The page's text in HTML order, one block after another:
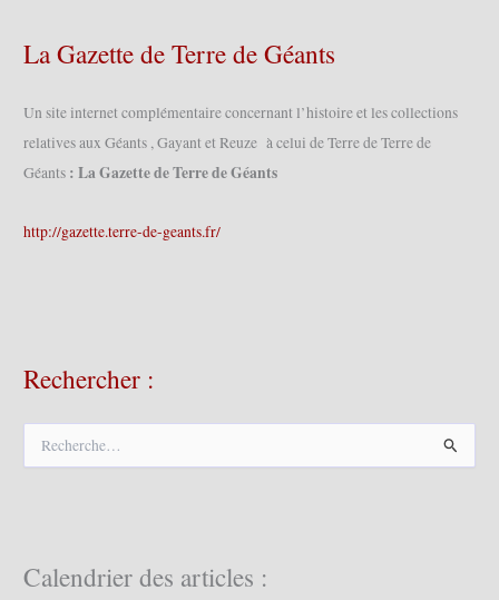
La Gazette de Terre de Géants
Un site internet complémentaire concernant l’histoire et les collections
relatives aux Géants , Gayant et Reuze à celui de Terre de Terre de
Géants : La Gazette de Terre de Géants
http://gazette.terre-de-geants.fr/
Rechercher :
c
h
Calendrier des articles :